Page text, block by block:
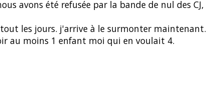
avons été refusée par la bande de nul des CJ,
tout les jours. j'arrive à le surmonter maintenant.
au moins 1 enfant moi qui en voulait 4.